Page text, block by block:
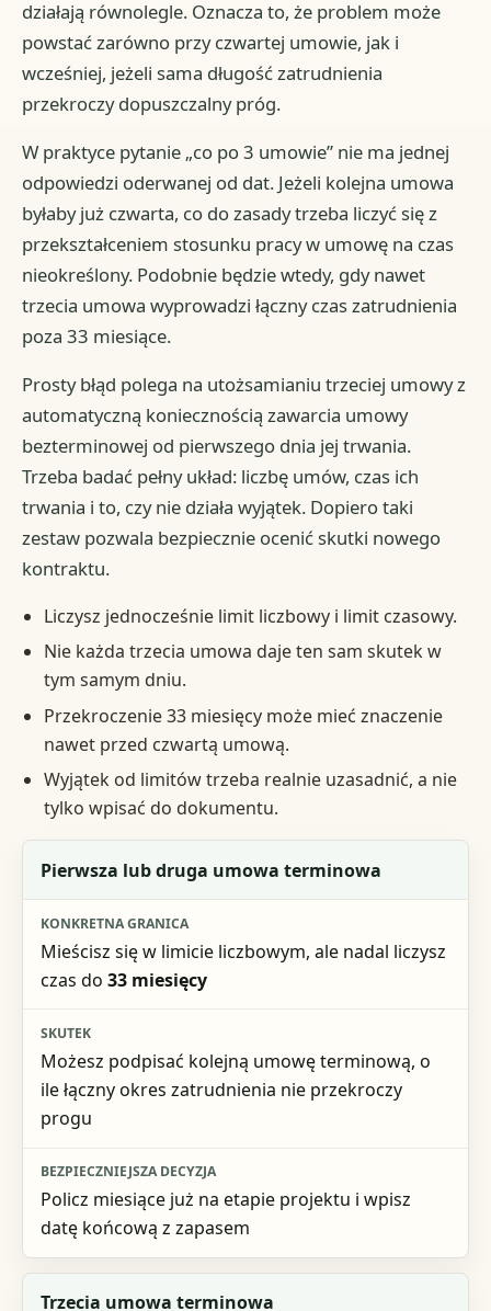
działają równolegle. Oznacza to, że problem może
powstać zarówno przy czwartej umowie, jak i
wcześniej, jeżeli sama długość zatrudnienia
przekroczy dopuszczalny próg.
W praktyce pytanie „co po 3 umowie” nie ma jednej
odpowiedzi oderwanej od dat. Jeżeli kolejna umowa
byłaby już czwarta, co do zasady trzeba liczyć się z
przekształceniem stosunku pracy w umowę na czas
nieokreślony. Podobnie będzie wtedy, gdy nawet
trzecia umowa wyprowadzi łączny czas zatrudnienia
poza 33 miesiące.
Prosty błąd polega na utożsamianiu trzeciej umowy z
automatyczną koniecznością zawarcia umowy
bezterminowej od pierwszego dnia jej trwania.
Trzeba badać pełny układ: liczbę umów, czas ich
trwania i to, czy nie działa wyjątek. Dopiero taki
zestaw pozwala bezpiecznie ocenić skutki nowego
kontraktu.
Liczysz jednocześnie limit liczbowy i limit czasowy.
Nie każda trzecia umowa daje ten sam skutek w
tym samym dniu.
Przekroczenie 33 miesięcy może mieć znaczenie
nawet przed czwartą umową.
Wyjątek od limitów trzeba realnie uzasadnić, a nie
tylko wpisać do dokumentu.
Sytuacja
Konkretna granica
Skutek
Pierwsza lub druga umowa terminowa
Mieścisz się w limicie liczbowym, ale nadal liczysz
czas do 33 miesięcy
Możesz podpisać kolejną umowę terminową, o
ile łączny okres zatrudnienia nie przekroczy
progu
Policz miesiące już na etapie projektu i wpisz
datę końcową z zapasem
Trzecia umowa terminowa